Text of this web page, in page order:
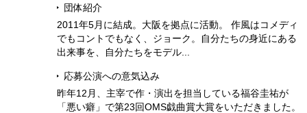
団体紹介
2011年5月に結成。大阪を拠点に活動。 作風はコメディ
でもコントでもなく、ジョーク。自分たちの身近にある
出来事を、自分たちをモデル...
応募公演への意気込み
昨年12月、主宰で作・演出を担当している福谷圭祐が
「悪い癖」で第23回OMS戯曲賞大賞をいただきました。